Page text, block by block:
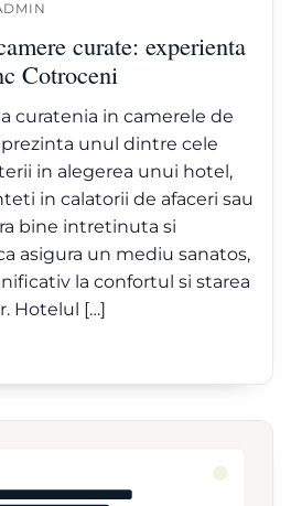
curate: experienta
Cotroceni
curatenia in camerele de
unul dintre cele
in alegerea unui hotel,
in calatorii de afaceri sau
bine intretinuta si
asigura un mediu sanatos,
la confortul si starea
Hotelul […]